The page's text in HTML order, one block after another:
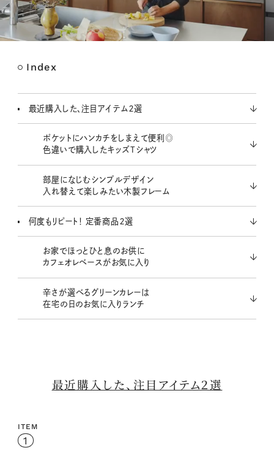
Index
最近購入した、注目アイテム２選
ポケットにハンカチをしまえて便利◎
色違いで購入したキッズTシャツ
部屋になじむシンプルデザイン
入れ替えて楽しみたい木製フレーム
何度もリピート！ 定番商品２選
お家でほっとひと息のお供に
カフェオレベースがお気に入り
辛さが選べるグリーンカレーは
在宅の日のお気に入りランチ
最近購入した、注目アイテム２選
ITEM
1